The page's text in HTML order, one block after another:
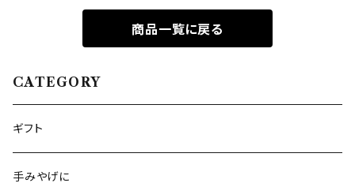
商品一覧に戻る
CATEGORY
ギフト
手みやげに